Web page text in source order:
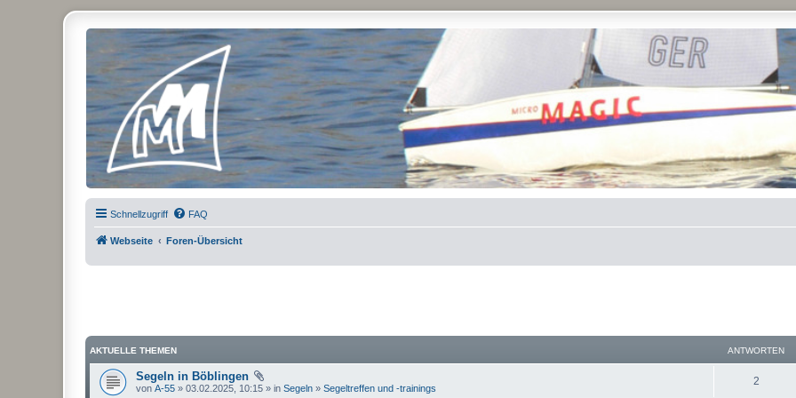
Micro Magic Forum Deutschland
Schnellzugriff FAQ
Webseite Foren-Übersicht
AKTUELLE THEMEN ANTWORTEN
Segeln in Böblingen
von A-55 » 03.02.2025, 10:15 » in Segeln » Segeltreffen und -trainings
2